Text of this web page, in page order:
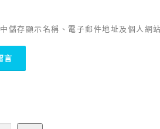
中儲存顯示名稱、電子郵件地址及個人網